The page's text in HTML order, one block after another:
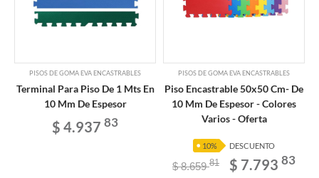
PISOS DE GOMA EVA ENCASTRABLES
Terminal Para Piso De 1 Mts En
10 Mm De Espesor
$ 4.937 83
PISOS DE GOMA EVA ENCASTRABLES
Piso Encastrable 50x50 Cm- De
10 Mm De Espesor - Colores
Varios - Oferta
10% DESCUENTO
$ 8.65981 $ 7.793 83